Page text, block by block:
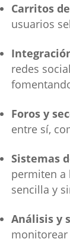
Carritos
usuarios
redes
Foros y
entre sí,
Sistemas
permiten a
sencilla y
Análisis y